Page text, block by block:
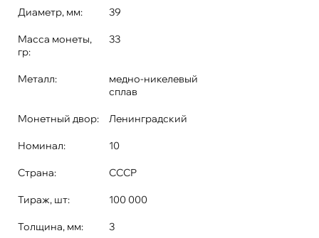
Диаметр, мм: 39
Масса монеты,
гр:
33
Металл:
медно-никелевый
сплав
Монетный двор: Ленинградский
Номинал: 10
Страна: СССР
Тираж, шт: 100 000
Толщина, мм: 3